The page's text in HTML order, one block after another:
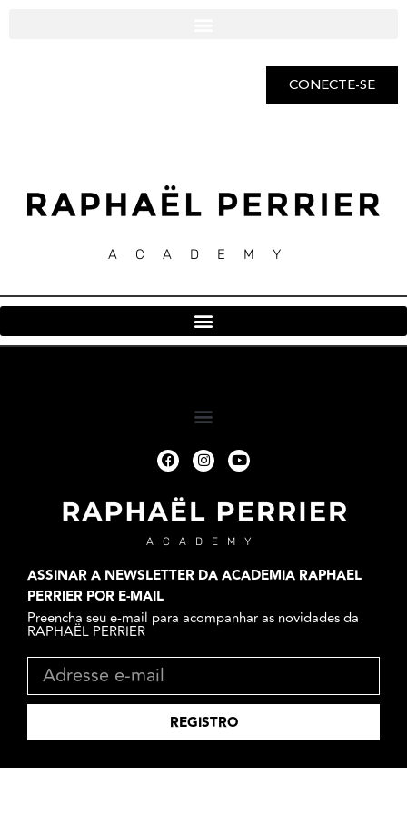
CONECTE-SE
ACADEMY
ASSINAR A NEWSLETTER DA ACADEMIA RAPHAEL
PERRIER POR E-MAIL
Preencha seu e-mail para acompanhar as novidades da
RAPHAËL PERRIER
REGISTRO
ACADEMY